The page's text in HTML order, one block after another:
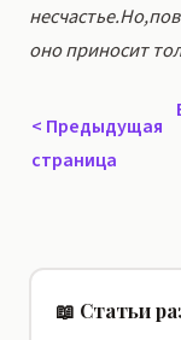
оно приносит
< Предыдущая
страница
📖 Статьи